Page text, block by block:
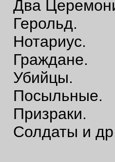
Два
Герольд.
Нотариус.
Граждане.
Убийцы.
Посыльные.
Призраки.
Солдаты и